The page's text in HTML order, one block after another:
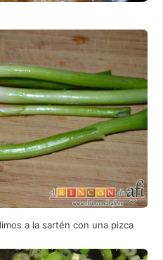
a la sartén con una pizca